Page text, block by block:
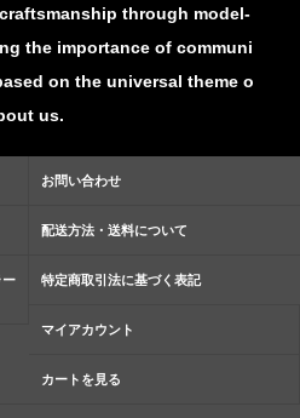
through model-
the importance of communi
on the universal theme o
us.
お問い合わせ
配送方法・送料について
ー
特定商取引法に基づく表記
マイアカウント
カートを見る